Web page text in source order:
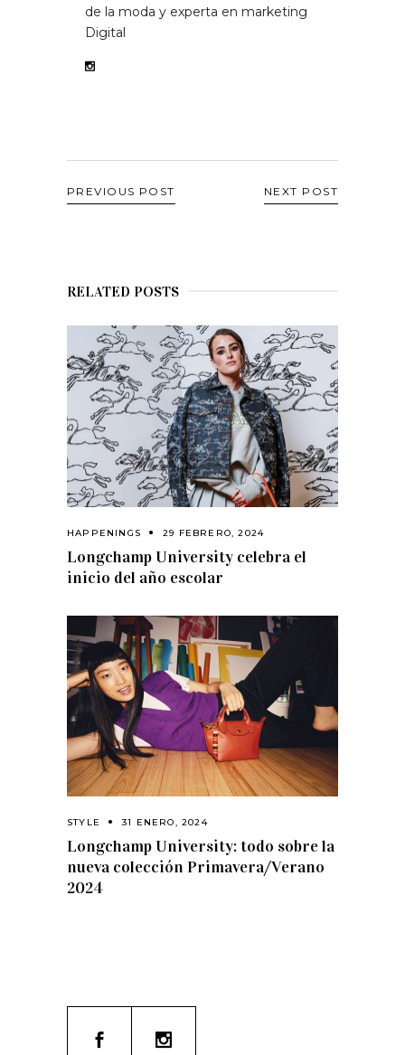
de la moda y experta en marketing
Digital
PREVIOUS POST NEXT POST
RELATED POSTS
HAPPENINGS 29 FEBRERO, 2024
Longchamp University celebra el
inicio del año escolar
STYLE 31 ENERO, 2024
Longchamp University: todo sobre la
nueva colección Primavera/Verano
2024